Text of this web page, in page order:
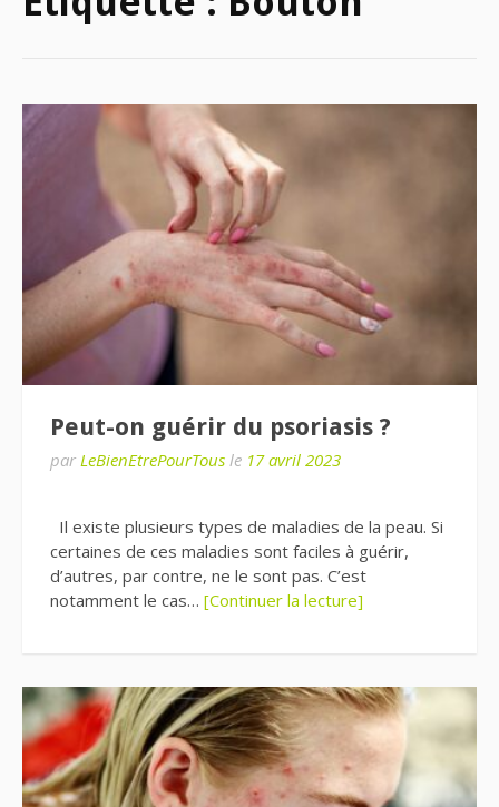
Peut-on guérir du psoriasis ?
par LeBienEtrePourTous le 17 avril 2023
Il existe plusieurs types de maladies de la peau. Si
certaines de ces maladies sont faciles à guérir,
d’autres, par contre, ne le sont pas. C’est
notamment le cas… [Continuer la lecture]